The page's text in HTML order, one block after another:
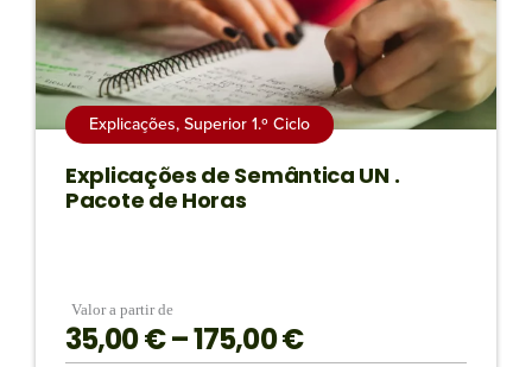
Explicações,Superior 1.º Ciclo
Explicações de Semântica UN .
Pacote de Horas
Valor a partir de
35,00€–175,00€